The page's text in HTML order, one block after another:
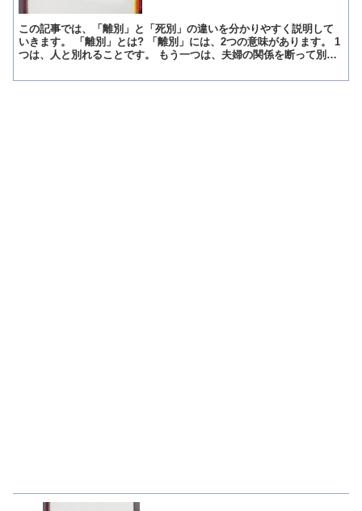
この記事では、「離別」と「死別」の違いを分かりやすく説明して
いきます。 「離別」とは? 「離別」には、2つの意味があります。 1
つは、人と別れることです。 もう一つは、夫婦の関係を断って別れ